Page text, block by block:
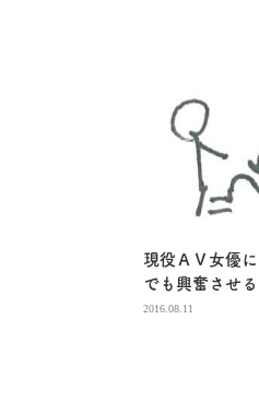
現役ＡＶ女優
でも興奮させ
2016.08.11